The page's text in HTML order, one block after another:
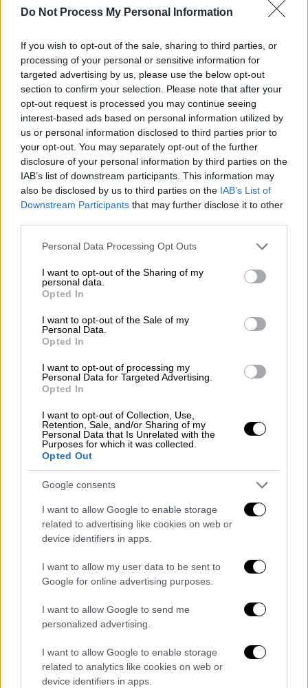
Do Not Process My Personal Information
If you wish to opt-out of the sale, sharing to third parties, or
processing of your personal or sensitive information for
targeted advertising by us, please use the below opt-out
section to confirm your selection. Please note that after your
opt-out request is processed you may continue seeing
interest-based ads based on personal information utilized by
us or personal information disclosed to third parties prior to
your opt-out. You may separately opt-out of the further
disclosure of your personal information by third parties on the
IAB’s list of downstream participants. This information may
also be disclosed by us to third parties on the IAB’s List of
Downstream Participants that may further disclose it to other
Please note that this website/app uses one or more Google
not limited to your visit or usage behaviour. You may click to
grant or deny consent to Google and its third-party tags to
use your data for below specified purposes in below Google
consent section.
Personal Data Processing Opt Outs
I want to opt-out of the Sharing of my
personal data.
Opted In
I want to opt-out of the Sale of my
Personal Data.
Opted In
I want to opt-out of processing my
Personal Data for Targeted Advertising.
Opted In
I want to opt-out of Collection, Use,
Retention, Sale, and/or Sharing of my
Personal Data that Is Unrelated with the
Purposes for which it was collected.
Opted Out
Google consents
I want to allow Google to enable storage
related to advertising like cookies on web or
device identifiers in apps.
I want to allow my user data to be sent to
Google for online advertising purposes.
I want to allow Google to send me
personalized advertising.
I want to allow Google to enable storage
related to analytics like cookies on web or
device identifiers in apps.
Μουσική |13.01.2026 23:00
της τελετής απονομής των Grammy για
«τελευταία» φορά
Η τελετή θα πραγματοιποιηθεί την Κυριακή
1 Φλεβάρη
Mητέρα της Κλαούντια για κόμμα
Καρυστιανού: «Συμφέρει μόνο αυτούς
που θέλουν μας διαλύσουν»
«Δεν είναι η στιγμή που η Μαρία πρέπει να
κάνει αυτή την κίνηση - Θα την χτυπήσουν
από παντού»